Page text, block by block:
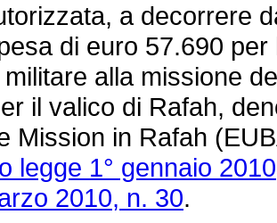
a decorrere
di euro 57.690
alla missione
il valico di Rafah,
Mission in Rafah
legge 1° gennaio
2010, n. 30.